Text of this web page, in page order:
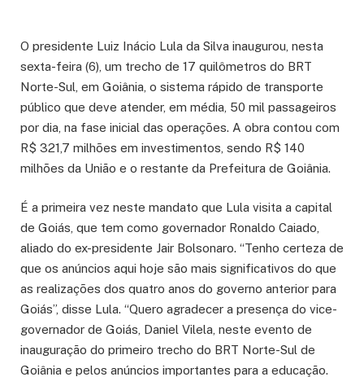
O presidente Luiz Inácio Lula da Silva inaugurou, nesta
sexta-feira (6), um trecho de 17 quilômetros do BRT
Norte-Sul, em Goiânia, o sistema rápido de transporte
público que deve atender, em média, 50 mil passageiros
por dia, na fase inicial das operações. A obra contou com
R$ 321,7 milhões em investimentos, sendo R$ 140
milhões da União e o restante da Prefeitura de Goiânia.
É a primeira vez neste mandato que Lula visita a capital
de Goiás, que tem como governador Ronaldo Caiado,
aliado do ex-presidente Jair Bolsonaro. “Tenho certeza de
que os anúncios aqui hoje são mais significativos do que
as realizações dos quatro anos do governo anterior para
Goiás”, disse Lula. “Quero agradecer a presença do vice-
governador de Goiás, Daniel Vilela, neste evento de
inauguração do primeiro trecho do BRT Norte-Sul de
Goiânia e pelos anúncios importantes para a educação.